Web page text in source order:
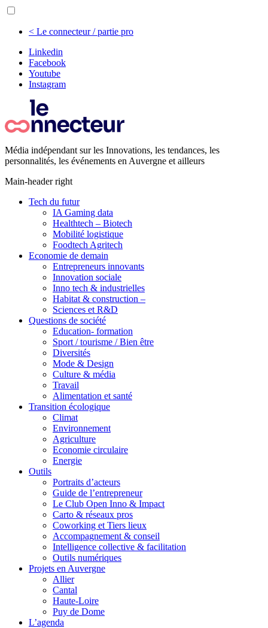
< Le connecteur / partie pro
Linkedin
Facebook
Youtube
Instagram
Média indépendant sur les Innovations, les tendances, les
personnalités, les événements en Auvergne et ailleurs
Main-header right
Tech du futur
IA Gaming data
Healthtech – Biotech
Mobilité logistique
Foodtech Agritech
Economie de demain
Entrepreneurs innovants
Innovation sociale
Inno tech & industrielles
Habitat & construction –
Sciences et R&D
Questions de société
Education- formation
Sport / tourisme / Bien être
Diversités
Mode & Design
Culture & média
Travail
Alimentation et santé
Transition écologique
Climat
Environnement
Agriculture
Economie circulaire
Energie
Outils
Portraits d’acteurs
Guide de l’entrepreneur
Le Club Open Inno & Impact
Carto & réseaux pros
Coworking et Tiers lieux
Accompagnement & conseil
Intelligence collective & facilitation
Outils numériques
Projets en Auvergne
Allier
Cantal
Haute-Loire
Puy de Dome
L’agenda